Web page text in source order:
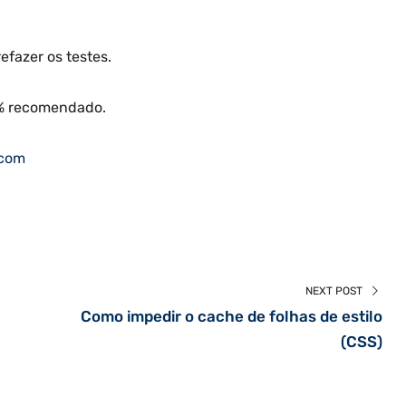
os testes.
recomendado.
NEXT POST
Como impedir o cache de folhas de estilo
(CSS)